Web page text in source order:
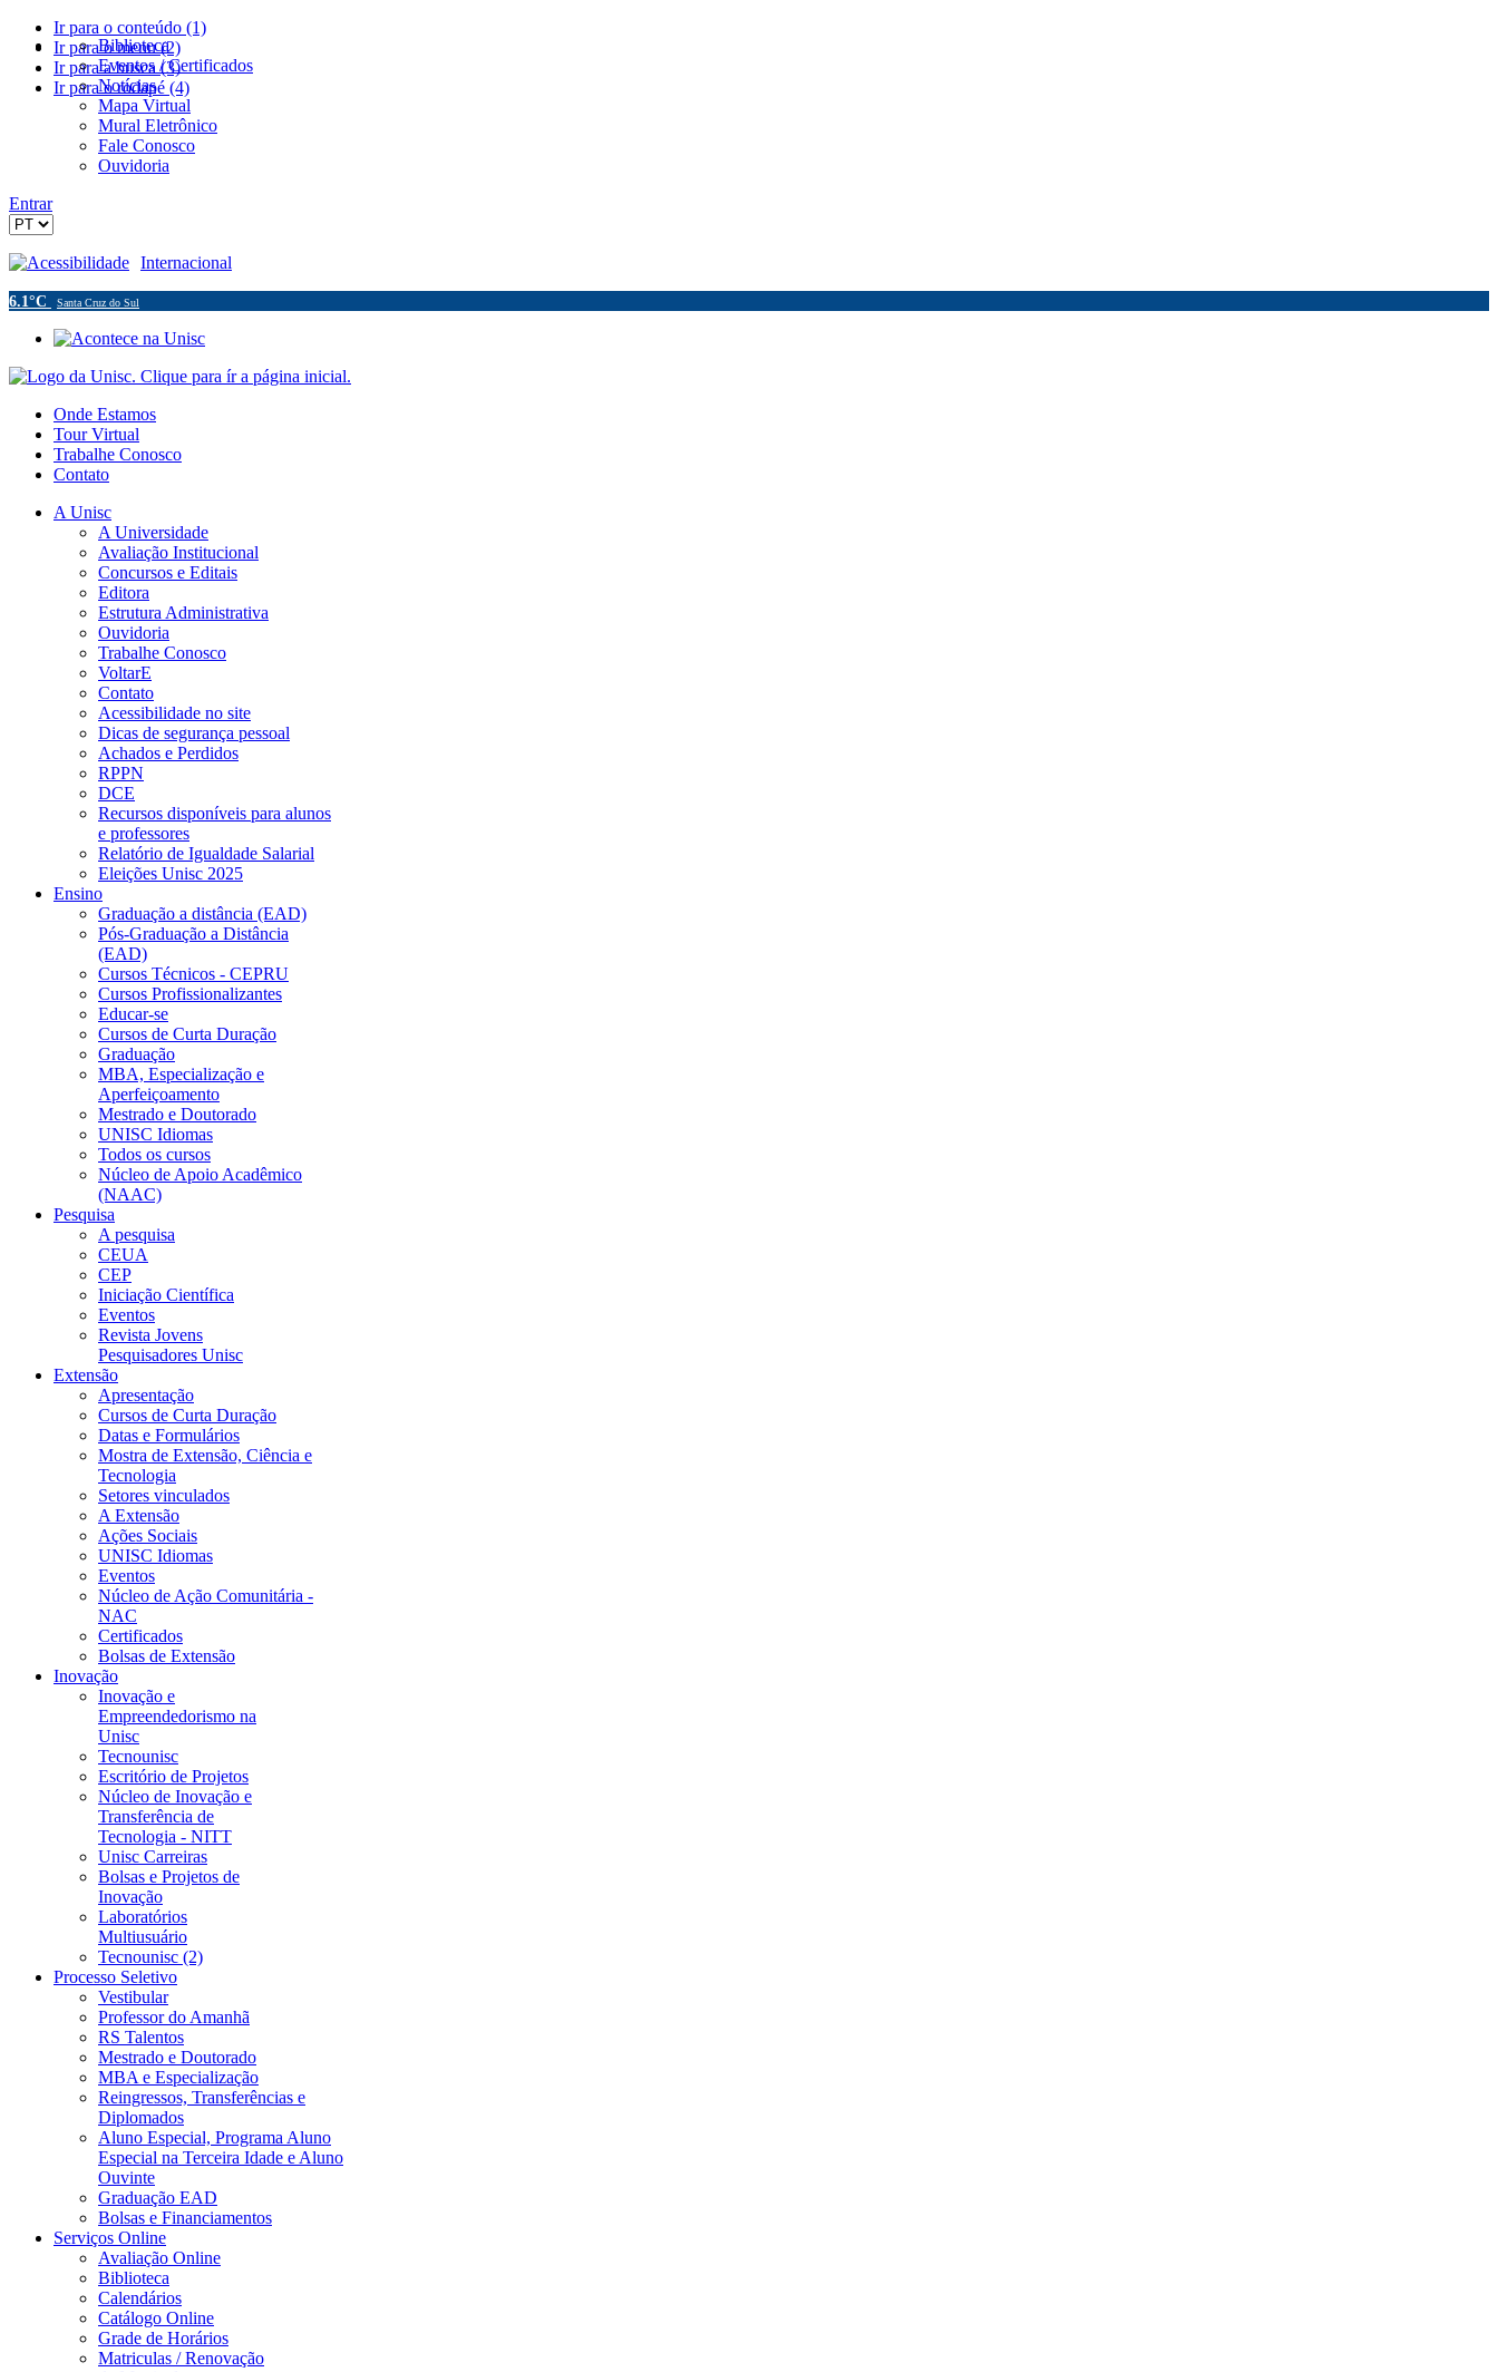
Ir para o conteúdo (1)
Ir para o menu (2)
Ir para a busca (3)
Ir para o rodapé (4)
Biblioteca
Eventos / Certificados
Notícias
Mapa Virtual
Mural Eletrônico
Fale Conosco
Ouvidoria
Entrar
Acessibilidade Internacional
6.1°C Santa Cruz do Sul
Onde Estamos
Tour Virtual
Trabalhe Conosco
Contato
A Unisc
A Universidade
Avaliação Institucional
Concursos e Editais
Editora
Estrutura Administrativa
Ouvidoria
Trabalhe Conosco
VoltarE
Contato
Acessibilidade no site
Dicas de segurança pessoal
Achados e Perdidos
RPPN
DCE
Recursos disponíveis para alunos
e professores
Relatório de Igualdade Salarial
Eleições Unisc 2025
Ensino
Graduação a distância (EAD)
Pós-Graduação a Distância
(EAD)
Cursos Técnicos - CEPRU
Cursos Profissionalizantes
Educar-se
Cursos de Curta Duração
Graduação
MBA, Especialização e
Aperfeiçoamento
Mestrado e Doutorado
UNISC Idiomas
Todos os cursos
Núcleo de Apoio Acadêmico
(NAAC)
Pesquisa
A pesquisa
CEUA
CEP
Iniciação Científica
Eventos
Revista Jovens
Pesquisadores Unisc
Extensão
Apresentação
Cursos de Curta Duração
Datas e Formulários
Mostra de Extensão, Ciência e
Tecnologia
Setores vinculados
A Extensão
Ações Sociais
UNISC Idiomas
Eventos
Núcleo de Ação Comunitária -
NAC
Certificados
Bolsas de Extensão
Inovação
Inovação e
Empreendedorismo na
Unisc
Tecnounisc
Escritório de Projetos
Núcleo de Inovação e
Transferência de
Tecnologia - NITT
Unisc Carreiras
Bolsas e Projetos de
Inovação
Laboratórios
Multiusuário
Tecnounisc (2)
Processo Seletivo
Vestibular
Professor do Amanhã
RS Talentos
Mestrado e Doutorado
MBA e Especialização
Reingressos, Transferências e
Diplomados
Aluno Especial, Programa Aluno
Especial na Terceira Idade e Aluno
Ouvinte
Graduação EAD
Bolsas e Financiamentos
Serviços Online
Avaliação Online
Biblioteca
Calendários
Catálogo Online
Grade de Horários
Matriculas / Renovação